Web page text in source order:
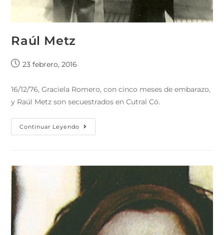
Raúl Metz
23 febrero, 2016
16/12/76, Graciela Romero, con cinco meses de embarazo,
y Raúl Metz son secuestrados en Cutral Có.
Continuar Leyendo